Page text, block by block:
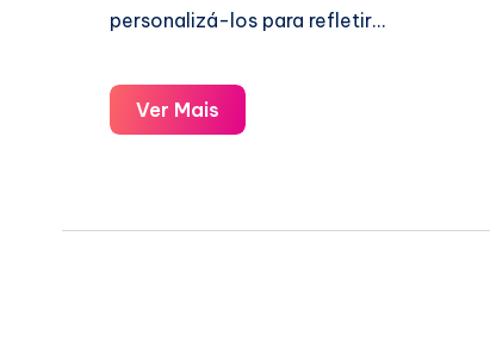
personalizá-los para refletir…
Ver Mais
Apps